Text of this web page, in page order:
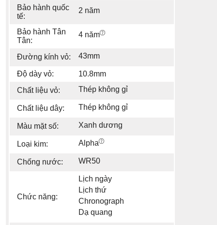
Bảo hành quốc
tế:
2 năm
Bảo hành Tân
Tân:
4 năm
Đường kính vỏ: 43mm
Độ dày vỏ:
10.8mm
Chất liệu vỏ:
Thép không gỉ
Chất liệu dây: Thép không gỉ
Màu mặt số: Xanh dương
Loại kim: Alpha
Chống nước: WR50
Chức năng:
Lịch ngày
Lịch thứ
Chronograph
Dạ quang